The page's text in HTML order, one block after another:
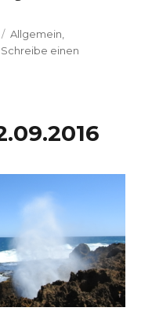
Kategorien
Allgemein
Schreibe einen